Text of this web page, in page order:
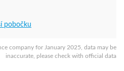
company for January 2025, data may be
inaccurate, please check with official data
pobočku